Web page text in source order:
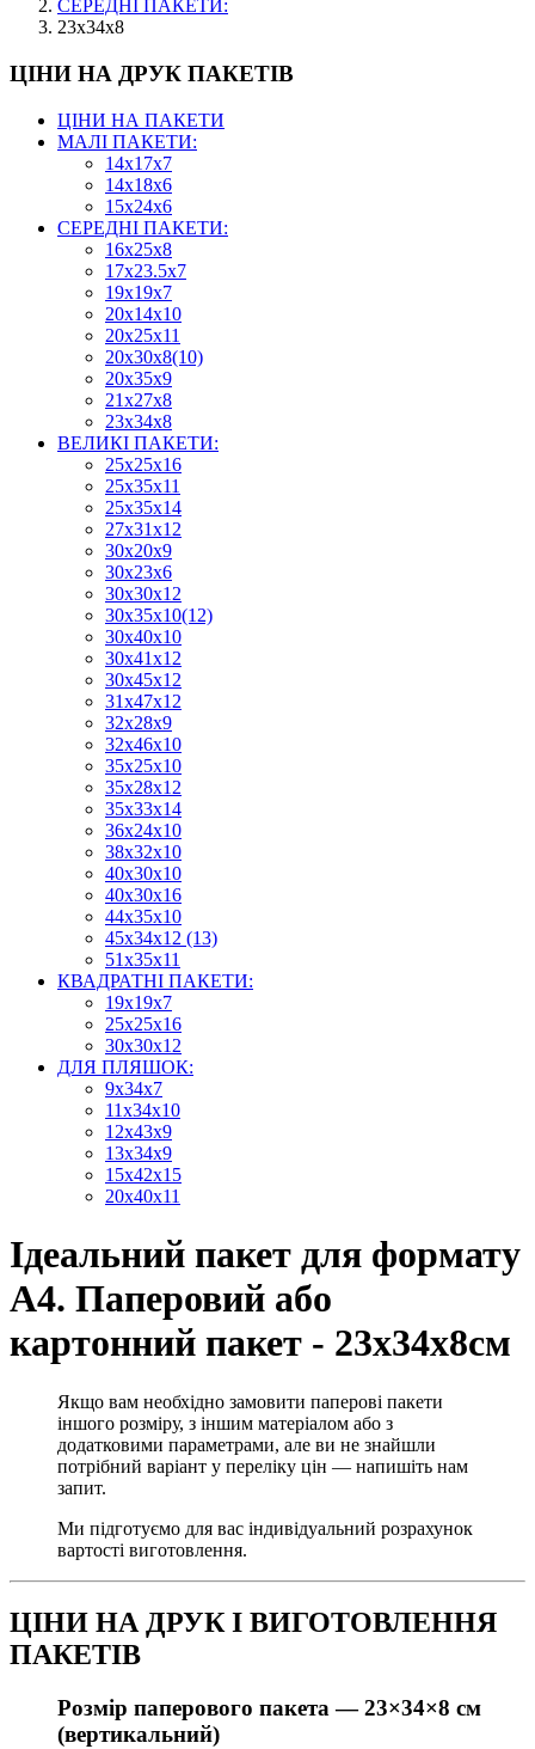
СЕРЕДНІ ПАКЕТИ:
23х34х8
ЦІНИ НА ДРУК ПАКЕТІВ
ЦІНИ НА ПАКЕТИ
МАЛІ ПАКЕТИ:
14х17х7
14х18х6
15х24х6
СЕРЕДНІ ПАКЕТИ:
16х25х8
17х23.5х7
19х19х7
20х14х10
20х25х11
20х30х8(10)
20х35х9
21х27х8
23х34х8
ВЕЛИКІ ПАКЕТИ:
25х25х16
25х35х11
25х35х14
27х31х12
30х20х9
30х23х6
30х30х12
30х35х10(12)
30х40х10
30х41х12
30х45х12
31х47х12
32х28х9
32х46х10
35х25х10
35х28х12
35х33х14
36х24х10
38х32х10
40х30х10
40х30х16
44х35х10
45х34х12 (13)
51х35х11
КВАДРАТНІ ПАКЕТИ:
19х19х7
25х25х16
30х30х12
ДЛЯ ПЛЯШОК:
9х34х7
11х34х10
12х43х9
13х34х9
15х42х15
20х40х11
Ідеальний пакет для формату
А4. Паперовий або
картонний пакет - 23х34х8см
Якщо вам необхідно замовити паперові пакети
іншого розміру, з іншим матеріалом або з
додатковими параметрами, але ви не знайшли
потрібний варіант у переліку цін — напишіть нам
запит.
Ми підготуємо для вас індивідуальний розрахунок
вартості виготовлення.
ЦІНИ НА ДРУК І ВИГОТОВЛЕННЯ
ПАКЕТІВ
Розмір паперового пакета —23×34×8 см
(вертикальний)